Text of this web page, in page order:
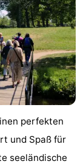
perfekten
und Spaß für
seeländische